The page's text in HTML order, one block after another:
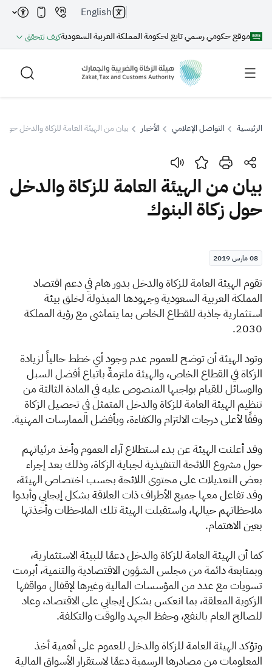
موقع حكومي رسمي تابع لحكومة المملكة العربية السعوديةكيف تتحقق
English
بحث
بحث بحث AI
اقتراحات
الإقرار الضريبي
التصرفات العقارية
الرئيسية التواصل الإعلامي الأخبار بيان من الهيئة العامة للزكاة والدخل حول
بيان من الهيئة العامة للزكاة والدخل
حول زكاة البنوك
08 مارس 2019
​تقوم الهيئة العامة للزكاة والدخل بدور هام في دعم اقتصاد
المملكة العربية السعودية وجهودها المبذولة لخلق بيئة
استثمارية جاذبة للقطاع الخاص بما يتماشى مع رؤية المملكة
2030.
وتود الهيئة أن توضح للعموم عدم وجود أي خطط حالياً لزيادة
الزكاة في القطاع الخاص، والهيئة ملتزمةٌ باتباع أفضل السبل
والوسائل للقيام بواجبها المنصوص عليه في المادة الثالثة من
تنظيم الهيئة العامة للزكاة والدخل المتمثل في تحصيل الزكاة
وفقًا لأعلى درجات الالتزام والكفاءة، وبأفضل الممارسات المهنية.
وقد أعلنت الهيئة عن بدء استطلاع آراء العموم وأخذ مرئياتهم
حول مشروع اللائحة التنفيذية لجباية الزكاة، وذلك بعد إجراء
بعض التعديلات على محتوى اللائحة بحسب اختصاص الهيئة،
وقد تفاعل معها جميع الأطراف ذات العلاقة بشكل إيجابي وأبدوا
ملاحظاتهم حيالها، واستقبلت الهيئة تلك الملاحظات وأخذتها
بعين الاهتمام.
كما أن الهيئة العامة للزكاة والدخل دعمًا للبيئة الاستثمارية،
وبمتابعة دائمة من مجلس الشؤون الاقتصادية والتنمية، أبرمت
تسويات مع عدد من المؤسسات المالية وغيرها لإقفال مواقفها
الزكوية المعلقة، بما انعكس بشكل إيجابي على الاقتصاد، وعاد
للصالح العام بالنفع، وحفظ الجهد والوقت والتكلفة.
وتؤكد الهيئة العامة للزكاة والدخل للعموم على أهمية أخذ
المعلومات من مصادرها الرسمية دعمًا لاستقرار الأسواق المالية